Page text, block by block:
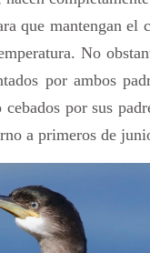
que mantengan
No
por ambos
por sus
a primeros de